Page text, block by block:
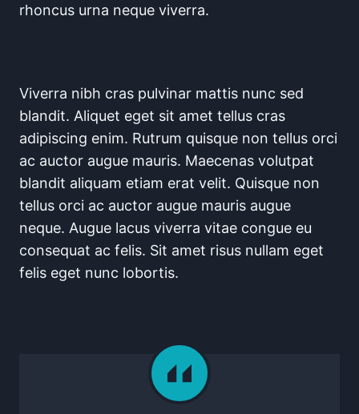
rhoncus urna neque viverra.
Viverra nibh cras pulvinar mattis nunc sed
blandit. Aliquet eget sit amet tellus cras
adipiscing enim. Rutrum quisque non tellus orci
ac auctor augue mauris. Maecenas volutpat
blandit aliquam etiam erat velit. Quisque non
tellus orci ac auctor augue mauris augue
neque. Augue lacus viverra vitae congue eu
consequat ac felis. Sit amet risus nullam eget
felis eget nunc lobortis.